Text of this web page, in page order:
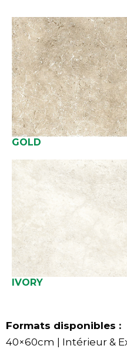
GOLD
IVORY
Formats disponibles :
40×60cm | Intérieur &